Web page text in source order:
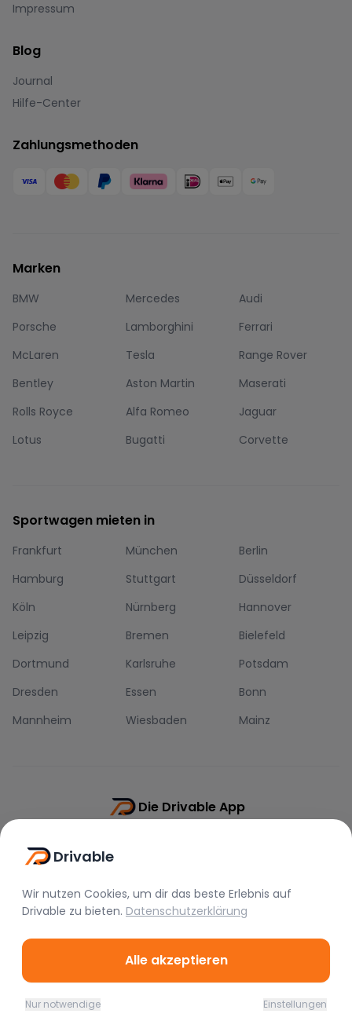
Impressum
Blog
Journal
Hilfe-Center
Zahlungsmethoden
Marken
BMW Mercedes
Audi
Porsche
Lamborghini
Ferrari
McLaren
Tesla
Range Rover
Bentley
Aston Martin
Maserati
Rolls Royce
Alfa Romeo
Jaguar
Lotus
Bugatti Corvette
Sportwagen mieten in
Frankfurt München
Berlin
Hamburg
Stuttgart
Düsseldorf
Köln
Nürnberg
Hannover
Leipzig
Bremen
Bielefeld
Dortmund
Karlsruhe
Potsdam
Dresden
Essen
Bonn
Mannheim
Wiesbaden Mainz
Die Drivable App
©2026Drivable.Alle Rechte vorbehalten.
Drivable
Wir nutzen Cookies, um dir das beste Erlebnis auf
Drivable zu bieten. Datenschutzerklärung
Alle akzeptieren
Nur notwendige Einstellungen